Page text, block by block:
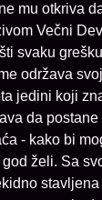
mu otkriva
Večni
svaku
održava
jedini koji
da
- kako bi
želi. Sa
stavljena